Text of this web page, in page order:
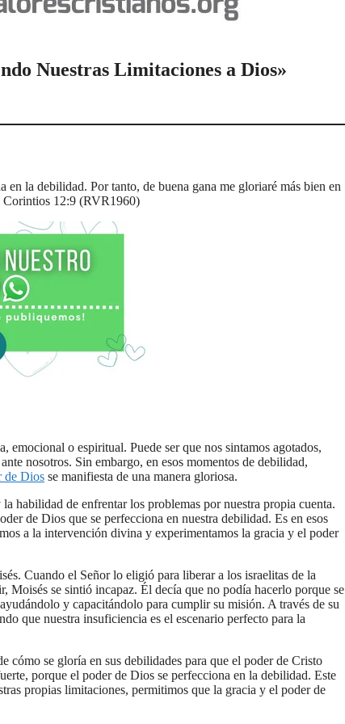
Nuestras Limitaciones a Dios»
la debilidad. Por tanto, de buena gana me gloriaré más bien en
Corintios 12:9 (RVR1960)
emocional o espiritual. Puede ser que nos sintamos agotados,
nosotros. Sin embargo, en esos momentos de debilidad,
de Dios se manifiesta de una manera gloriosa.
habilidad de enfrentar los problemas por nuestra propia cuenta.
de Dios que se perfecciona en nuestra debilidad. Es en esos
a la intervención divina y experimentamos la gracia y el poder
Cuando el Señor lo eligió para liberar a los israelitas de la
Moisés se sintió incapaz. Él decía que no podía hacerlo porque se
y capacitándolo para cumplir su misión. A través de su
que nuestra insuficiencia es el escenario perfecto para la
cómo se gloría en sus debilidades para que el poder de Cristo
porque el poder de Dios se perfecciona en la debilidad. Este
propias limitaciones, permitimos que la gracia y el poder de